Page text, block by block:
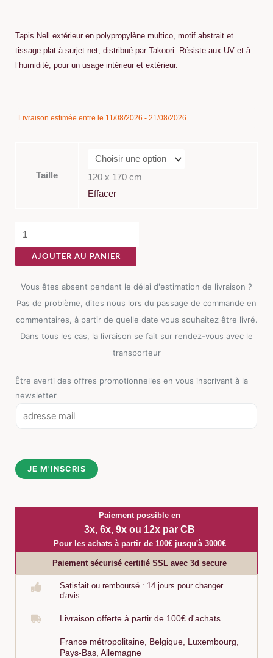
Tapis Nell extérieur en polypropylène multico, motif abstrait et
tissage plat à surjet net, distribué par Takoori. Résiste aux UV et à
l’humidité, pour un usage intérieur et extérieur.
Livraison estimée entre le 11/08/2026 - 21/08/2026
Taille
120 x 170 cm
Effacer
de
Extérieur
AJOUTER AU PANIER
Vous êtes absent pendant le délai d'estimation de livraison ?
Pas de problème, dites nous lors du passage de commande en
commentaires, à partir de quelle date vous souhaitez être livré.
Dans tous les cas, la livraison se fait sur rendez-vous avec le
transporteur
Être averti des offres promotionnelles en vous inscrivant à la
newsletter
m
l
JE M'INSCRIS
Paiement possible en
3x, 6x, 9x ou 12x par CB
Pour les achats à partir de 100€ jusqu'à 3000€
Paiement sécurisé certifié SSL avec 3d secure
Satisfait ou remboursé : 14 jours pour changer
d'avis
Livraison offerte à partir de 100€ d'achats
France métropolitaine, Belgique, Luxembourg,
Pays-Bas, Allemagne